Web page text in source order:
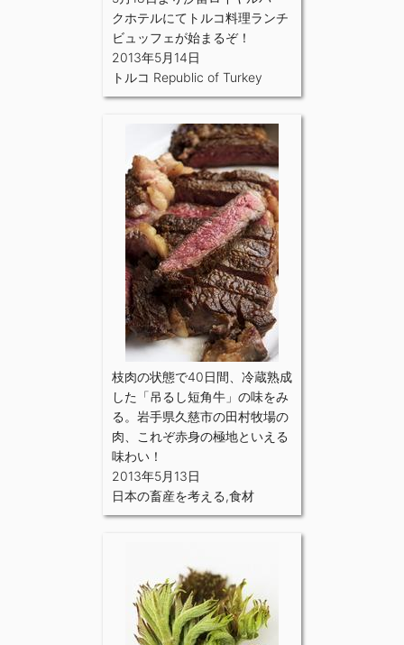
クホテルにてトルコ料理ランチ
ビュッフェが始まるぞ！
2013年5月14日
トルコ Republic of Turkey
枝肉の状態で40日間、冷蔵熟成
した「吊るし短角牛」の味をみ
る。岩手県久慈市の田村牧場の
肉、これぞ赤身の極地といえる
味わい！
2013年5月13日
日本の畜産を考える,食材